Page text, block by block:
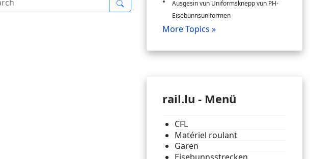
Ausgesin vun Uniformsknepp vun PH-
Eisebunnsuniformen
More Topics »
rail.lu - Menü
CFL
Matériel roulant
Garen